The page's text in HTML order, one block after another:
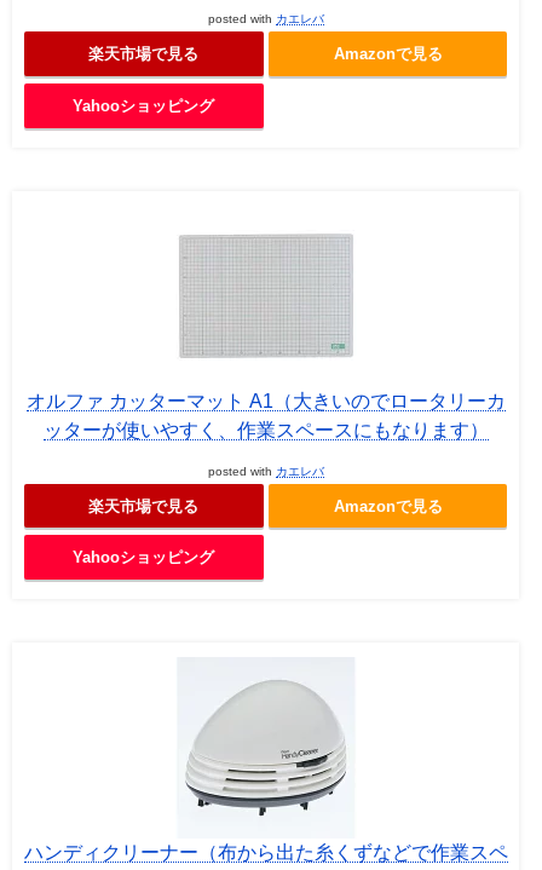
posted with カエレバ
楽天市場で見る Amazonで見る
Yahooショッピング
オルファ カッターマット A1（大きいのでロータリーカ
ッターが使いやすく、作業スペースにもなります）
posted with カエレバ
楽天市場で見る Amazonで見る
Yahooショッピング
ハンディクリーナー（布から出た糸くずなどで作業スペ